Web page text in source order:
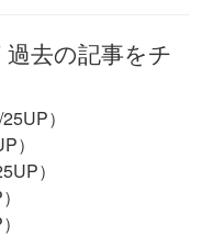
去の記事をチ
）
）
）